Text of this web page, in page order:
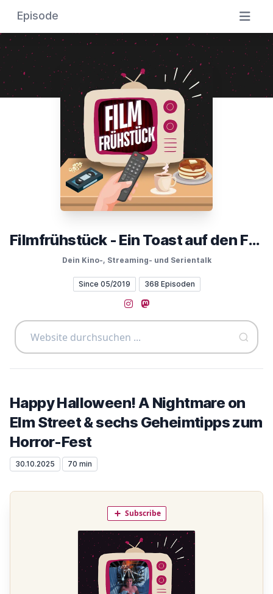
Episode
Filmfrühstück - Ein Toast auf den Film
Dein Kino-, Streaming- und Serientalk
Since 05/2019 368 Episoden
Instagram
Mastodon
Happy Halloween! A Nightmare on
Elm Street & sechs Geheimtipps zum
Horror-Fest
30.10.2025 70 min